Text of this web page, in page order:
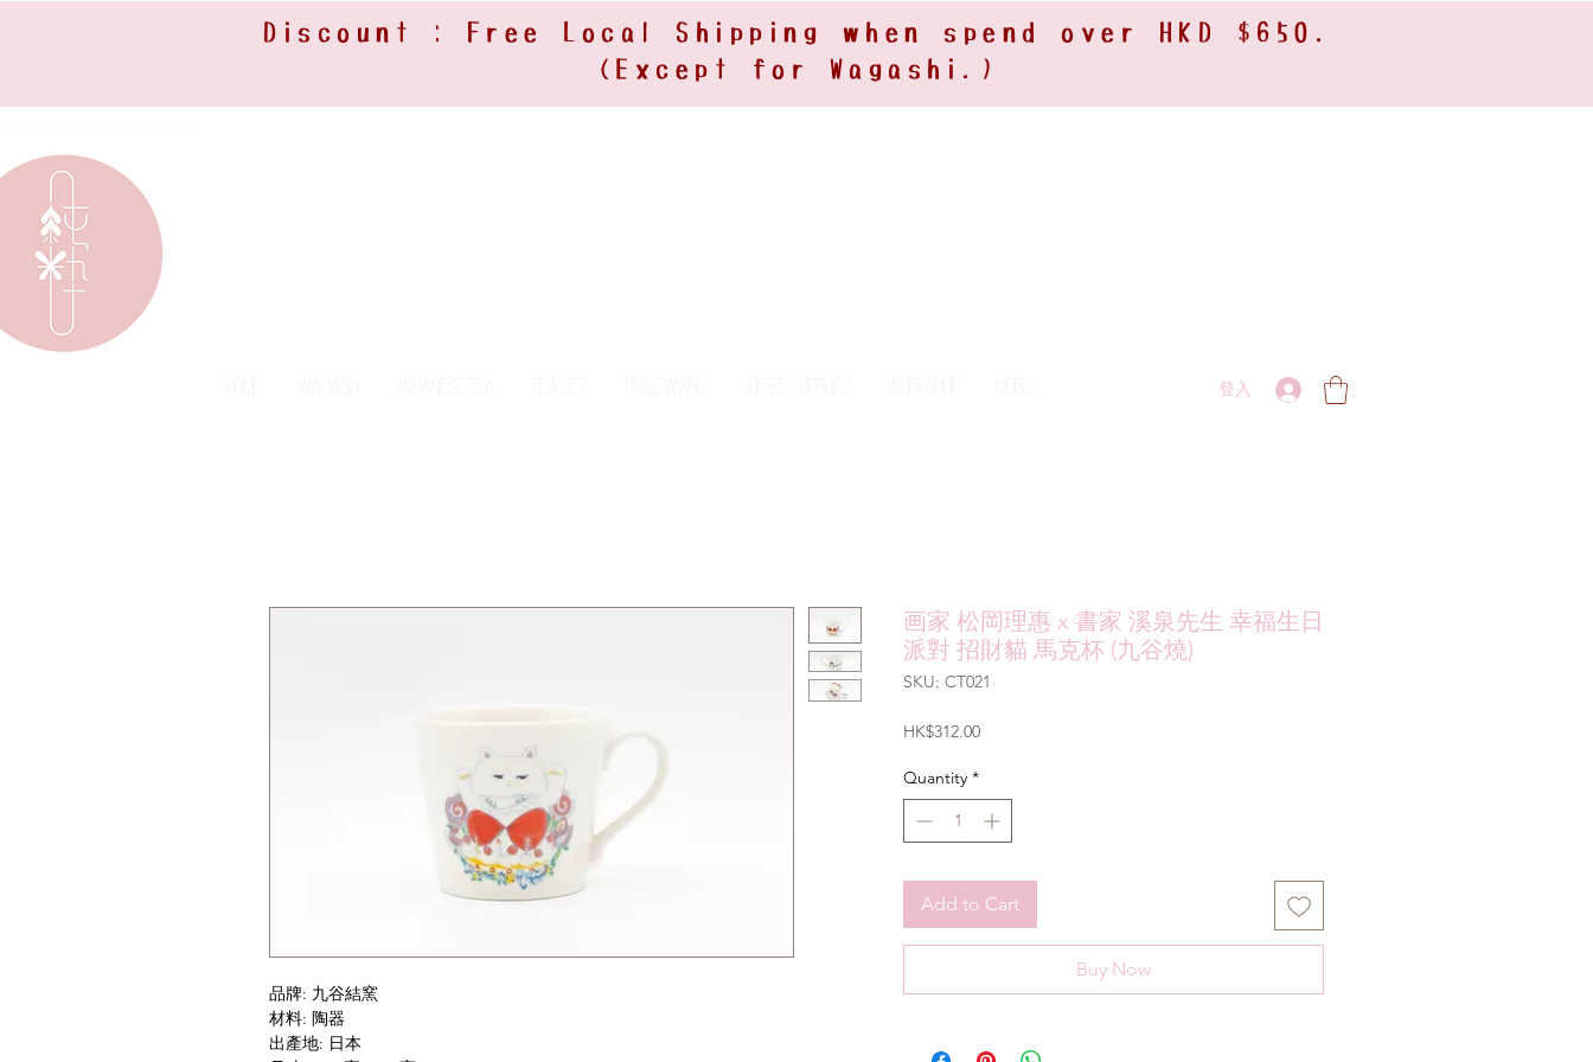
Discount : Free Local Shipping when spend over HKD $650.
(Except for Wagashi.)
Home Wagashi Tableware Workshop More... 登入
品牌: 九谷結窯
材料: 陶器
出產地: 日本
画家 松岡理惠 x 書家 溪泉先生 幸福生日
派對 招財貓 馬克杯 (九谷燒)
SKU: CT021
HK$312.00Price
Quantity *
Add to Cart
Buy Now